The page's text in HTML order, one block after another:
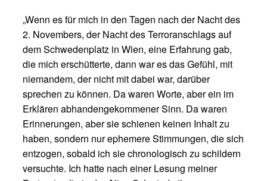
„Wenn es für mich in den Tagen nach der Nacht des
2. Novembers, der Nacht des Terroranschlags auf
dem Schwedenplatz in Wien, eine Erfahrung gab,
die mich erschütterte, dann war es das Gefühl, mit
niemandem, der nicht mit dabei war, darüber
sprechen zu können. Da waren Worte, aber ein im
Erklären abhandengekommener Sinn. Da waren
Erinnerungen, aber sie schienen keinen Inhalt zu
haben, sondern nur ephemere Stimmungen, die sich
entzogen, sobald ich sie chronologisch zu schildern
versuchte. Ich hatte nach einer Lesung meiner